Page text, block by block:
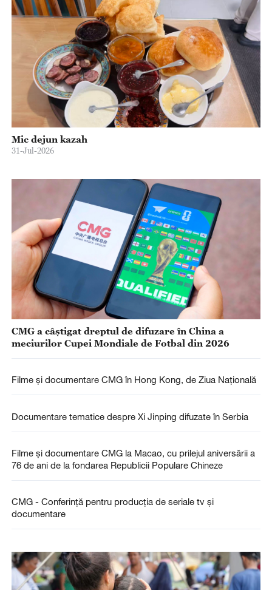
Mic dejun kazah
31-Jul-2026
CMG a câștigat dreptul de difuzare în China a
meciurilor Cupei Mondiale de Fotbal din 2026
Filme și documentare CMG în Hong Kong, de Ziua Națională
Documentare tematice despre Xi Jinping difuzate în Serbia
Filme și documentare CMG la Macao, cu prilejul aniversării a
76 de ani de la fondarea Republicii Populare Chineze
CMG - Conferință pentru producția de seriale tv și
documentare